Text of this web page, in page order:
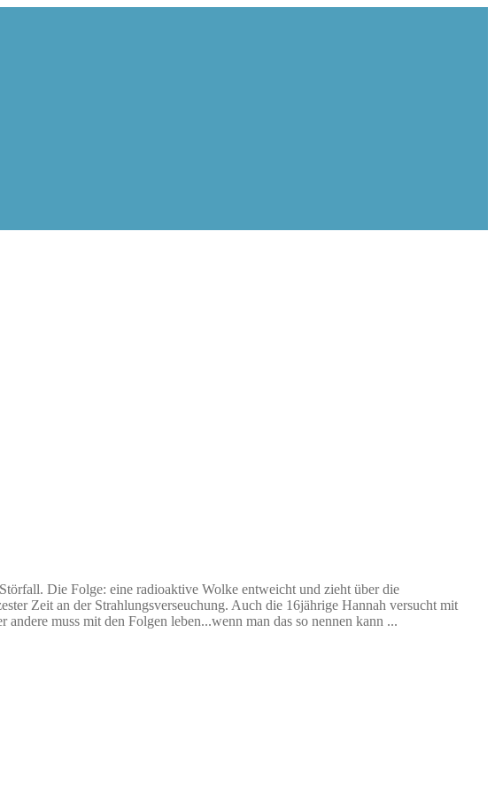
Die Folge: eine radioaktive Wolke entweicht und zieht über die
Zeit an der Strahlungsverseuchung. Auch die 16jährige Hannah versucht mit
muss mit den Folgen leben...wenn man das so nennen kann ...